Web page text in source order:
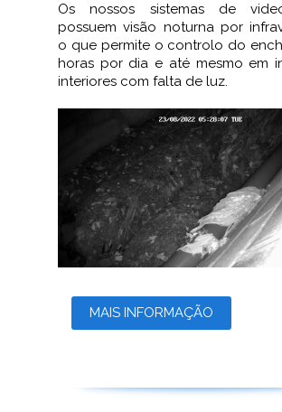
Os nossos sistemas de
possuem visão noturna por
o que permite o controlo do
horas por dia e até mesmo em
interiores com falta de luz.
MAIS INFORMAÇÃO